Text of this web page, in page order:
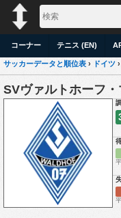
コーナー テニス (EN)
サッカーデータと順位表 › ドイツ ›
SVヴァルトホーフ